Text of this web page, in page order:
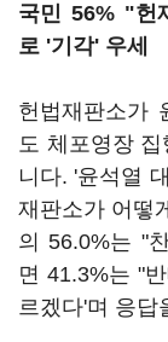
국민 56% "헌
로 '기각' 우세
헌법재판소가
도 체포영장
니다. '윤석열
재판소가 어떻
의 56.0%는 "
면 41.3%는 "
르겠다'며 응답